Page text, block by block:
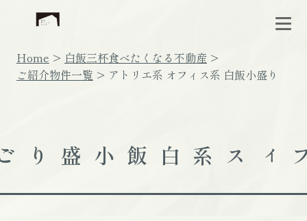
Home
白飯三杯食べたくなる不動産
ご紹介物件一覧
アトリエ系 オフィス系 白飯小盛り